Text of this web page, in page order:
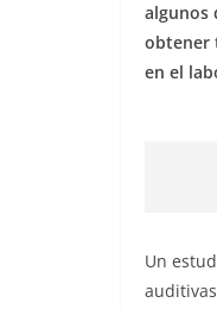
algunos
obtener
en el
Un